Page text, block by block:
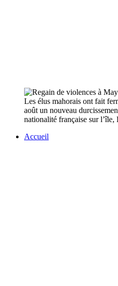
Les élus mahorais ont fait
août un nouveau
nationalité française sur
Accueil